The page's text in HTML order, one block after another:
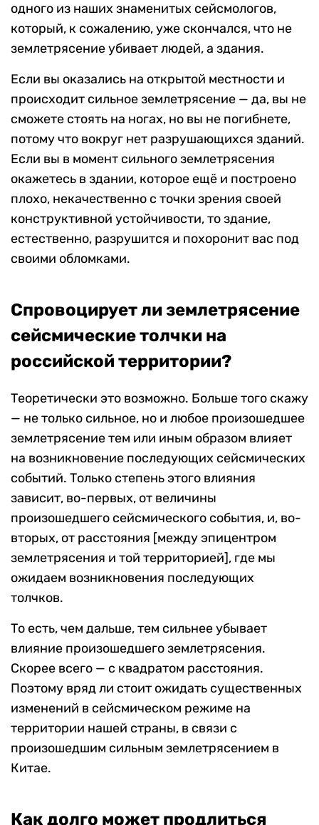
одного из наших знаменитых сейсмологов,
который, к сожалению, уже скончался, что не
землетрясение убивает людей, а здания.
Если вы оказались на открытой местности и
происходит сильное землетрясение — да, вы не
сможете стоять на ногах, но вы не погибнете,
потому что вокруг нет разрушающихся зданий.
Если вы в момент сильного землетрясения
окажетесь в здании, которое ещё и построено
плохо, некачественно с точки зрения своей
конструктивной устойчивости, то здание,
естественно, разрушится и похоронит вас под
своими обломками.
Спровоцирует ли землетрясение
сейсмические толчки на
российской территории?
Теоретически это возможно. Больше того скажу
— не только сильное, но и любое произошедшее
землетрясение тем или иным образом влияет
на возникновение последующих сейсмических
событий. Только степень этого влияния
зависит, во-первых, от величины
произошедшего сейсмического события, и, во-
вторых, от расстояния [между эпицентром
землетрясения и той территорией], где мы
ожидаем возникновения последующих
толчков.
То есть, чем дальше, тем сильнее убывает
влияние произошедшего землетрясения.
Скорее всего — с квадратом расстояния.
Поэтому вряд ли стоит ожидать существенных
изменений в сейсмическом режиме на
территории нашей страны, в связи с
произошедшим сильным землетрясением в
Китае.
Как долго может продлиться